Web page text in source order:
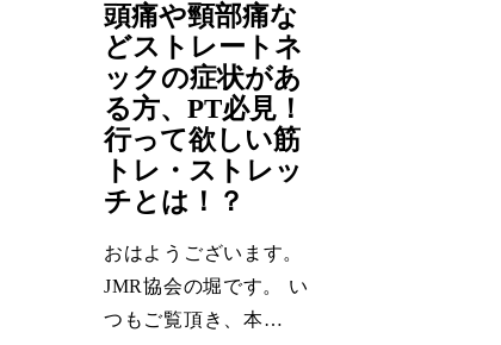
頭痛や頸部痛な
どストレートネ
ックの症状があ
る方、PT必見！
行って欲しい筋
トレ・ストレッ
チとは！？
おはようございます。
JMR協会の堀です。 い
つもご覧頂き、本…